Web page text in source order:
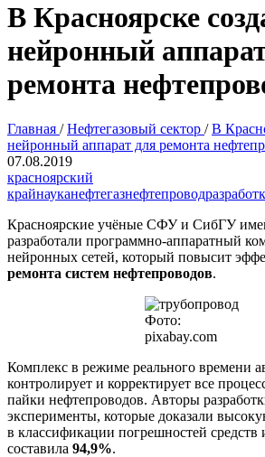
В Красноярске
нейронный
ремонта
Главная / Нефтегазовый сектор / В
нейронный аппарат для ремонта
07.08.2019
красноярский
крайнауканефтегазнефтепровод
Красноярские учёные СФУ и СибГУ
разработали программно-аппаратный
нейронных сетей, который повысит
ремонта систем нефтепроводов.
Фото:
pixabay.com
Комплекс в режиме реального времени
контролирует и корректирует все
пайки нефтепроводов. Авторы
эксперименты, которые доказали
в классификации погрешностей средств
составила 94,9%.